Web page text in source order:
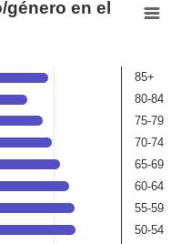
de edad-sexo/género en
Age(hombres), and
Porcentaje población.
en el
50-54
55-59
60-64
65-69
70-74
75-79
80-84
85+